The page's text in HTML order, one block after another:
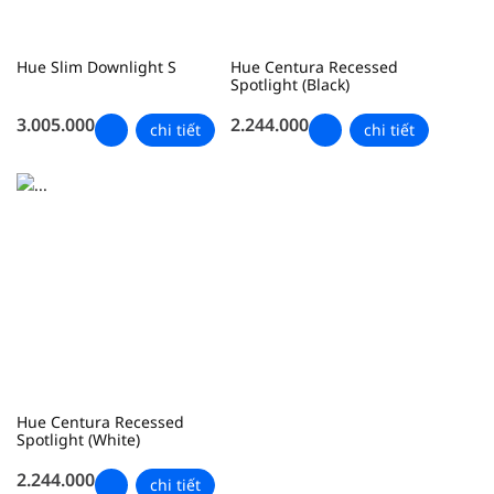
Hue Slim Downlight S
3.005.000 chi tiết
Hue Centura Recessed
Spotlight (Black)
2.244.000 chi tiết
Hue Centura Recessed
Spotlight (White)
2.244.000 chi tiết